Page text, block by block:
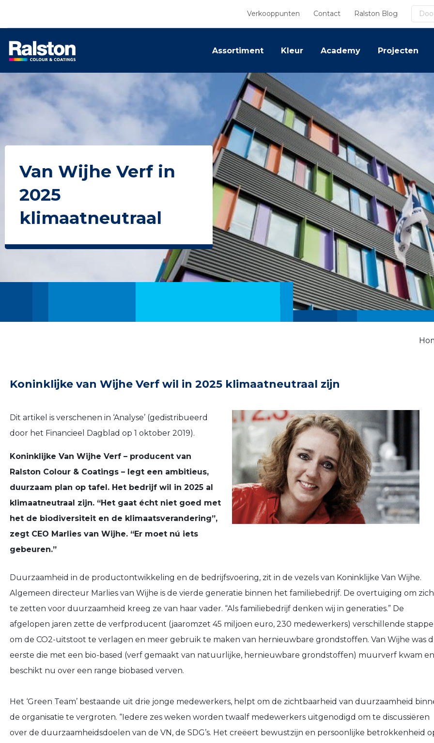
Verkooppunten Contact Ralston Blog
Assortiment Kleur Academy Projecten
Van Wijhe Verf in
2025
klimaatneutraal
Koninklijke van Wijhe Verf wil in 2025 klimaatneutraal zijn
Dit artikel is verschenen in ‘Analyse’ (gedistribueerd
door het Financieel Dagblad op 1 oktober 2019).
Koninklijke Van Wijhe Verf – producent van
Ralston Colour & Coatings – legt een ambitieus,
duurzaam plan op tafel. Het bedrijf wil in 2025 al
klimaatneutraal zijn. “Het gaat écht niet goed met
het de biodiversiteit en de klimaatsverandering”,
zegt CEO Marlies van Wijhe. “Er moet nú iets
gebeuren.”
Duurzaamheid in de productontwikkeling en de bedrijfsvoering, zit in de vezels van Koninklijke Van Wijhe.
Algemeen directeur Marlies van Wijhe is de vierde generatie binnen het familiebedrijf. De overtuiging om
te zetten voor duurzaamheid kreeg ze van haar vader. “Als familiebedrijf denken wij in generaties.” De
afgelopen jaren zette de verfproducent (jaaromzet 45 miljoen euro, 230 medewerkers) verschillende
om de CO2-uitstoot te verlagen en meer gebruik te maken van hernieuwbare grondstoffen. Van Wijhe was
eerste die met een bio-based (verf gemaakt van natuurlijke, hernieuwbare grondstoffen) muurverf kwam en
beschikt nu over een range biobased verven.
Het ‘Green Team’ bestaande uit drie jonge medewerkers, helpt om de zichtbaarheid van duurzaamheid
de organisatie te vergroten. “Iedere zes weken worden twaalf medewerkers uitgenodigd om te discussiëren
over de duurzaamheidsdoelen van de VN, de SDG’s. Het creëert bewustzijn en persoonlijke betrokkenheid